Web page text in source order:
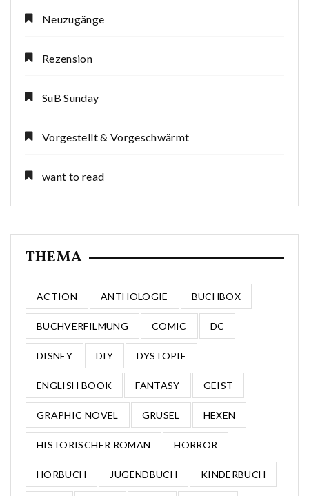
Neuzugänge
Rezension
SuB Sunday
Vorgestellt & Vorgeschwärmt
want to read
THEMA
ACTION ANTHOLOGIE BUCHBOX
BUCHVERFILMUNG COMIC DC
DISNEY DIY DYSTOPIE
ENGLISH BOOK FANTASY GEIST
GRAPHIC NOVEL GRUSEL HEXEN
HISTORISCHER ROMAN HORROR
HÖRBUCH JUGENDBUCH KINDERBUCH